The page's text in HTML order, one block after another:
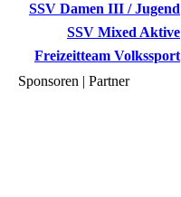
SSV Damen III / Jugend
SSV Mixed Aktive
Freizeitteam Volkssport
Sponsoren | Partner